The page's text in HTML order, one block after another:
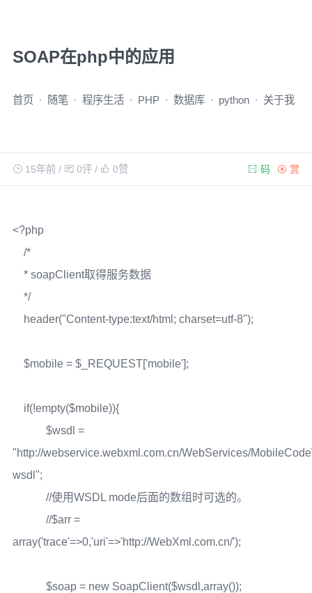
SOAP在php中的应用
首页 随笔 程序生活 PHP 数据库 python 关于我
15年前/ 0评/ 0赞 赏
码
<?php
/*
* soapClient取得服务数据
*/
header("Content-type:text/html; charset=utf-8");
$mobile = $_REQUEST['mobile'];
if(!empty($mobile)){
$wsdl =
"http://webservice.webxml.com.cn/WebServices/
wsdl";
//使用WSDL mode后面的数组时可选的。
//$arr =
array('trace'=>0,'uri'=>'http://WebXml.com.cn/');
$soap = new SoapClient($wsdl,array());